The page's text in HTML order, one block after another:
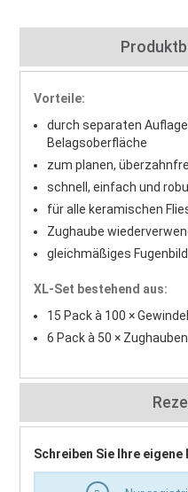
Vorteile:
durch separaten
Belagsoberfläche
zum planen,
schnell, einfach und
für alle keramischen
Zughaube
gleichmäßiges Fugenbild
XL-Set bestehend aus:
15 Pack à 100 ×
6 Pack à 50 ×
Schreiben Sie Ihre eigene